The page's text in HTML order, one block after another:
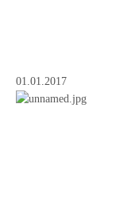
01.01.2017